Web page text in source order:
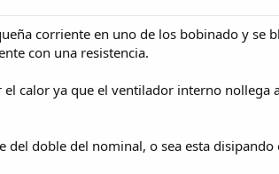
corriente en uno de los bobinado y se
con una resistencia.
calor ya que el ventilador interno nollega
doble del nominal, o sea esta